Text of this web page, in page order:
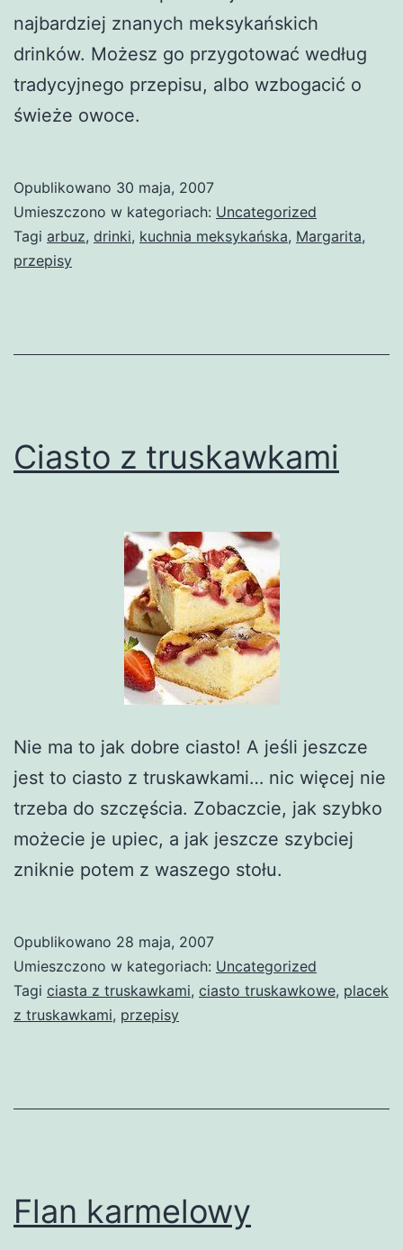
najbardziej znanych meksykańskich
drinków. Możesz go przygotować według
tradycyjnego przepisu, albo wzbogacić o
świeże owoce.
Opublikowano 30 maja, 2007
Umieszczono w kategoriach: Uncategorized
Tagi arbuz, drinki, kuchnia meksykańska, Margarita,
przepisy
Ciasto z truskawkami
Nie ma to jak dobre ciasto! A jeśli jeszcze
jest to ciasto z truskawkami… nic więcej nie
trzeba do szczęścia. Zobaczcie, jak szybko
możecie je upiec, a jak jeszcze szybciej
zniknie potem z waszego stołu.
Opublikowano 28 maja, 2007
Umieszczono w kategoriach: Uncategorized
Tagi ciasta z truskawkami, ciasto truskawkowe, placek
z truskawkami, przepisy
Flan karmelowy